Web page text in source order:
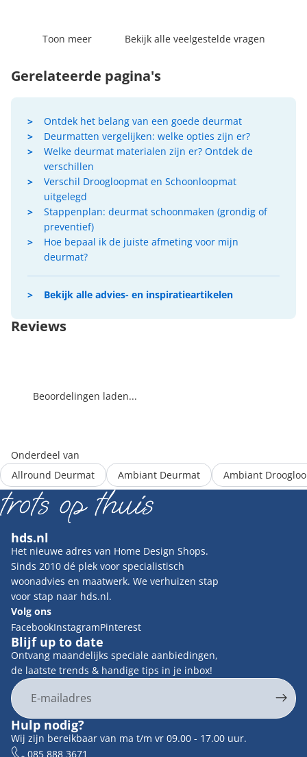
Toon meer Bekijk alle veelgestelde vragen
Gerelateerde pagina's
Ontdek het belang van een goede deurmat
Deurmatten vergelijken: welke opties zijn er?
Welke deurmat materialen zijn er? Ontdek de
verschillen
Verschil Droogloopmat en Schoonloopmat
uitgelegd
Stappenplan: deurmat schoonmaken (grondig of
preventief)
Hoe bepaal ik de juiste afmeting voor mijn
deurmat?
Bekijk alle advies- en inspiratieartikelen
Reviews
Beoordelingen laden...
Onderdeel van
Allround Deurmat
Ambiant Deurmat Ambiant
hds.nl
Het nieuwe adres van Home Design Shops.
Sinds 2010 dé plek voor specialistisch
woonadvies en maatwerk. We verhuizen stap
voor stap naar hds.nl.
Volg ons
FacebookInstagramPinterest
Blijf up to date
Ontvang maandelijks speciale aanbiedingen,
de laatste trends & handige tips in je inbox!
E-mail
Hulp nodig?
Wij zijn bereikbaar van ma t/m vr 09.00 - 17.00 uur.
085 888 3671
Contactgegevens
Terugbetalingsbeleid